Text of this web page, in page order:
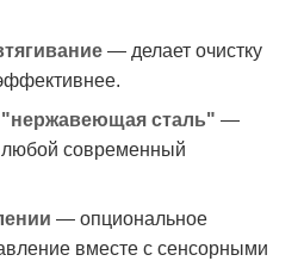
— делает очистку
сталь" —
любой современный
— опциональное
вместе с сенсорными